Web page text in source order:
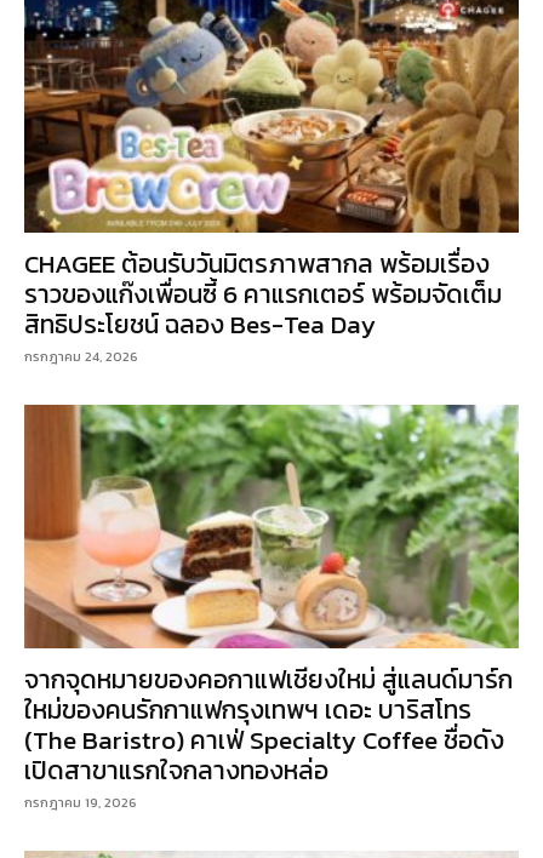
CHAGEE ต้อนรับวันมิตรภาพสากล พร้อมเรื่อง
ราวของแก๊งเพื่อนซี้ 6 คาแรกเตอร์ พร้อมจัดเต็ม
สิทธิประโยชน์ ฉลอง Bes-Tea Day
กรกฎาคม 24, 2026
จากจุดหมายของคอกาแฟเชียงใหม่ สู่แลนด์มาร์ก
ใหม่ของคนรักกาแฟกรุงเทพฯ เดอะ บาริสโทร
(The Baristro) คาเฟ่ Specialty Coffee ชื่อดัง
เปิดสาขาแรกใจกลางทองหล่อ
กรกฎาคม 19, 2026